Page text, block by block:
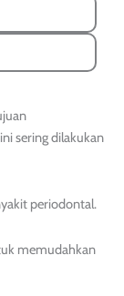
sering dilakukan
periodontal.
memudahkan